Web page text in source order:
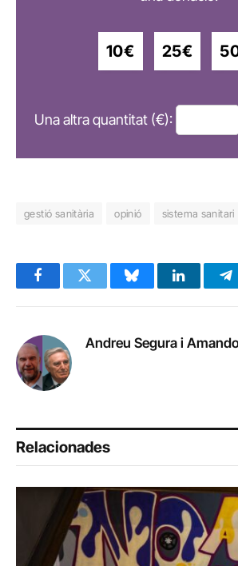
10€ 25€
Una altra quantitat (€):
gestió sanitària opinió sistema sanitari
FacebookTwitter BlueskyLinkedIn
Andreu Segura i
Relacionades